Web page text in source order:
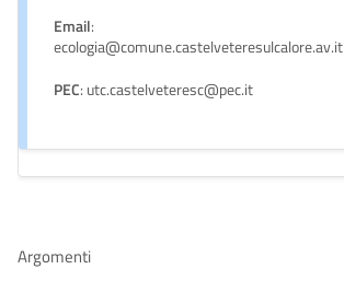
Email:
ecologia@comune.castelveteresulcalore.av.it
PEC: utc.castelveteresc@pec.it
Argomenti